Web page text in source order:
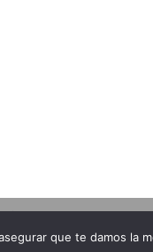
que te damos la